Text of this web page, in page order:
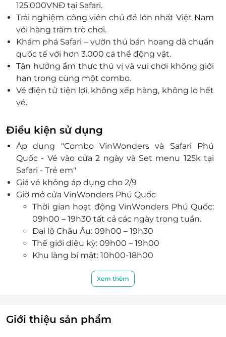
125.000VNĐ tại Safari.
Trải nghiệm công viên chủ đề lớn nhất Việt Nam
với hàng trăm trò chơi.
Khám phá Safari – vườn thú bán hoang dã chuẩn
quốc tế với hơn 3.000 cá thể động vật.
Tận hưởng ẩm thực thú vị và vui chơi không giới
hạn trong cùng một combo.
Vé điện tử tiện lợi, không xếp hàng, không lo hết
vé.
LifeLink.
Điều kiện sử dụng
Áp dụng "Combo VinWonders và Safari Phú
Quốc - Vé vào cửa 2 ngày và Set menu 125k tại
Safari - Trẻ em"
Giá vé không áp dụng cho 2/9
Giờ mở cửa VinWonders Phú Quốc
Thời gian hoạt động VinWonders Phú Quốc:
09h00 – 19h30 tất cả các ngày trong tuần.
Đại lộ Châu Âu: 09h00 – 19h30
Thế giới diệu kỳ: 09h00 – 19h00
Khu làng bí mật: 10h00-18h00
Thế giới lốc xoáy: 10h00-18h00
lễ Tết hoặc chủ nhật.
Lịch biểu diễn VinWonders Phú Quốc
Xem thêm
Giới thiệu sản phẩm